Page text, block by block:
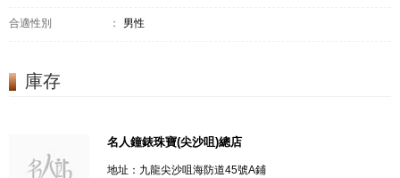
合適性別 ： 男性
庫存
名人鐘錶珠寶(尖沙咀)總店
地址：九龍尖沙咀海防道45號A鋪